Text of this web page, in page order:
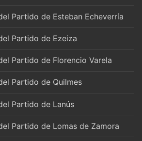
Partido de Esteban Echeverría
Partido de Ezeiza
Partido de Florencio Varela
Partido de Quilmes
Partido de Lanús
Partido de Lomas de Zamora